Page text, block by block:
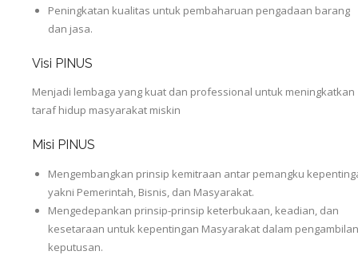
Peningkatan kualitas untuk pembaharuan pengadaan barang
dan jasa.
Visi PINUS
Menjadi lembaga yang kuat dan professional untuk meningkatkan
taraf hidup masyarakat miskin
Misi PINUS
Mengembangkan prinsip kemitraan antar pemangku
yakni Pemerintah, Bisnis, dan Masyarakat.
Mengedepankan prinsip-prinsip keterbukaan, keadian, dan
kesetaraan untuk kepentingan Masyarakat dalam pengambilan
keputusan.